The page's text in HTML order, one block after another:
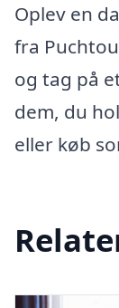
Oplev en
fra
og tag på
dem, du
eller køb